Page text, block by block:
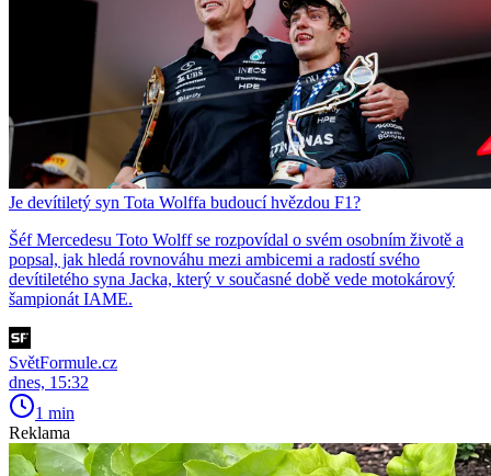
Je devítiletý syn Tota Wolffa budoucí hvězdou F1?
Šéf Mercedesu Toto Wolff se rozpovídal o svém osobním životě a
popsal, jak hledá rovnováhu mezi ambicemi a radostí svého
devítiletého syna Jacka, který v současné době vede motokárový
šampionát IAME.
SvětFormule.cz
dnes, 15:32
1 min
Reklama